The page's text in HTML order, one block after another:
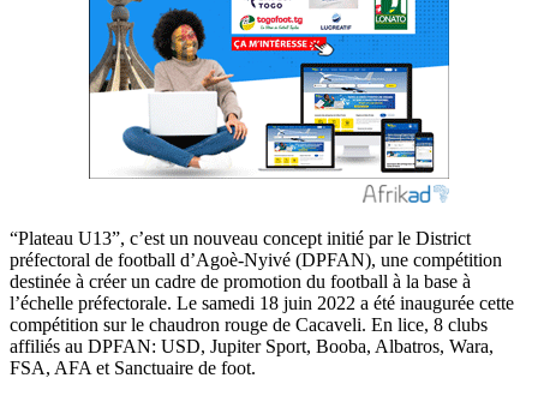
“Plateau U13”, c’est un nouveau concept initié par le District
préfectoral de football d’Agoè-Nyivé (DPFAN), une compétition
destinée à créer un cadre de promotion du football à la base à
l’échelle préfectorale. Le samedi 18 juin 2022 a été inaugurée cette
compétition sur le chaudron rouge de Cacaveli. En lice, 8 clubs
affiliés au DPFAN: USD, Jupiter Sport, Booba, Albatros, Wara,
FSA, AFA et Sanctuaire de foot.